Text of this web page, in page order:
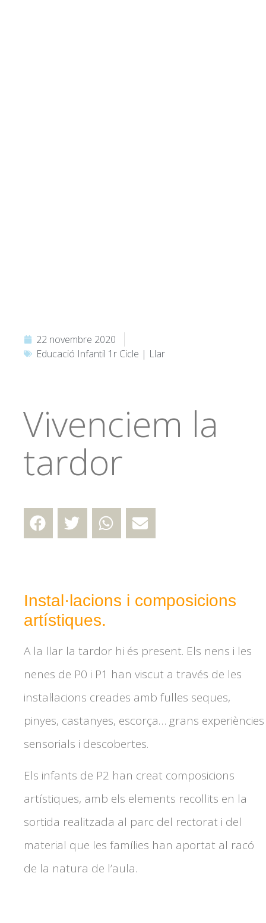
22 novembre 2020
Educació Infantil 1r Cicle | Llar
Vivenciem la
tardor
Instal·lacions i composicions
artístiques.
A la llar la tardor hi és present. Els nens i les
nenes de P0 i P1 han viscut a través de les
instal·lacions creades amb fulles seques,
pinyes, castanyes, escorça… grans experiències
sensorials i descobertes.
Els infants de P2 han creat composicions
artístiques, amb els elements recollits en la
sortida realitzada al parc del rectorat i del
material que les famílies han aportat al racó
de la natura de l’aula.